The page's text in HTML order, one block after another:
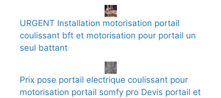
URGENT Installation motorisation portail
coulissant bft et motorisation pour portail un
seul battant
Prix pose portail electrique coulissant pour
motorisation portail somfy pro Devis portail et